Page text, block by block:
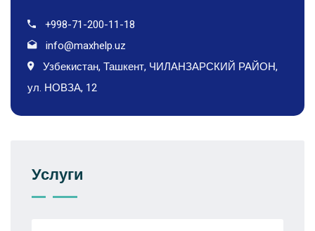
+998-71-200-11-18
info@maxhelp.uz
Узбекистан, Ташкент, ЧИЛАНЗАРСКИЙ РАЙОН,
ул. НОВЗА, 12
Услуги